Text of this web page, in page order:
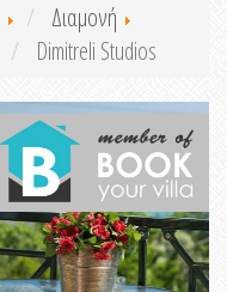
Διαμονή
Dimitreli Studios